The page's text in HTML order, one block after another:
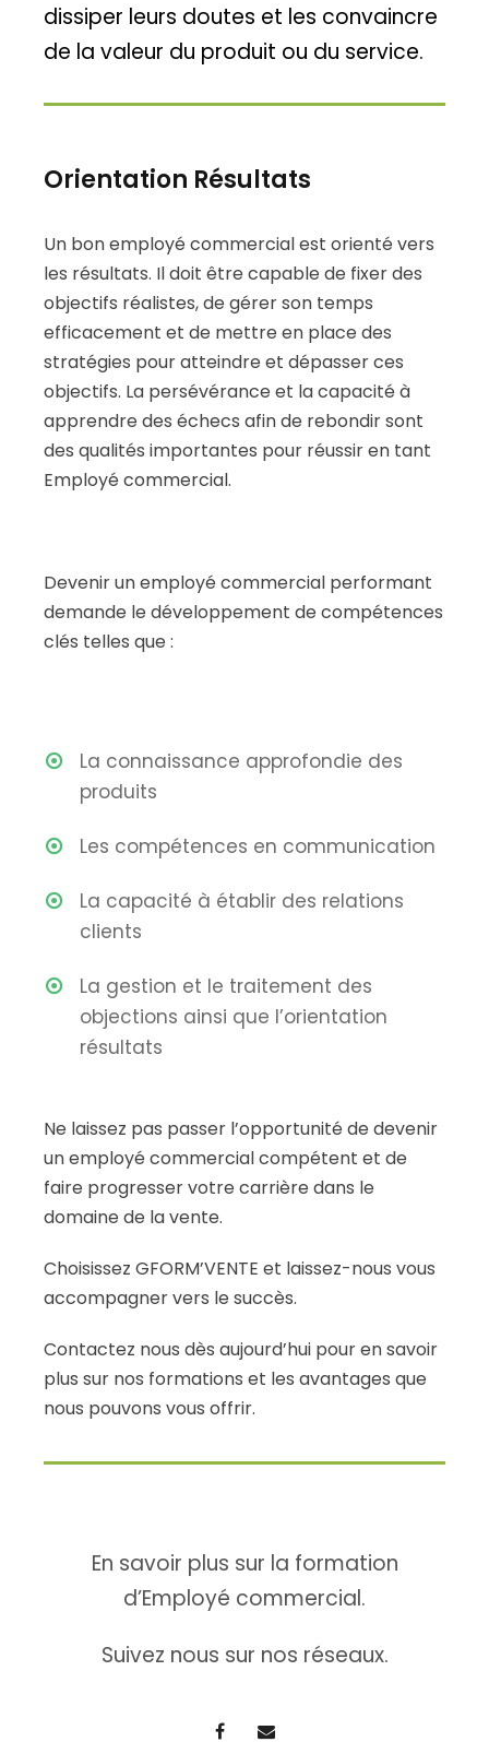
dissiper leurs doutes et les convaincre
de la valeur du produit ou du service.
Orientation Résultats
Un bon employé commercial est orienté vers
les résultats. Il doit être capable de fixer des
objectifs réalistes, de gérer son temps
efficacement et de mettre en place des
stratégies pour atteindre et dépasser ces
objectifs. La persévérance et la capacité à
apprendre des échecs afin de rebondir sont
des qualités importantes pour réussir en tant
Employé commercial.
Devenir un employé commercial performant
demande le développement de compétences
clés telles que :
La connaissance approfondie des
produits
Les compétences en communication
La capacité à établir des relations
clients
La gestion et le traitement des
objections ainsi que l’orientation
résultats
Ne laissez pas passer l’opportunité de devenir
un employé commercial compétent et de
faire progresser votre carrière dans le
domaine de la vente.
Choisissez GFORM’VENTE et laissez-nous vous
accompagner vers le succès.
Contactez nous dès aujourd’hui pour en savoir
plus sur nos formations et les avantages que
nous pouvons vous offrir.
En savoir plus sur la formation
d’Employé commercial.
Suivez nous sur nos réseaux.